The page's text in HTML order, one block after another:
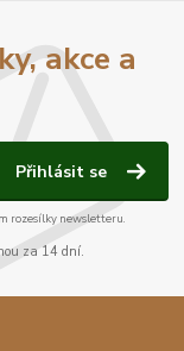
akce a
Přihlásit se
rozesílky newsletteru.
za 14 dní.